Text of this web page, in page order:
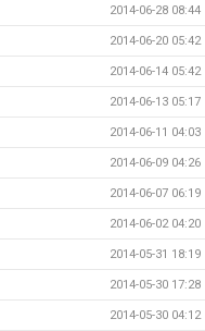
2014-06-28 08:44
2014-06-20 05:42
2014-06-14 05:42
2014-06-13 05:17
2014-06-11 04:03
2014-06-09 04:26
2014-06-07 06:19
2014-06-02 04:20
2014-05-31 18:19
2014-05-30 17:28
2014-05-30 04:12